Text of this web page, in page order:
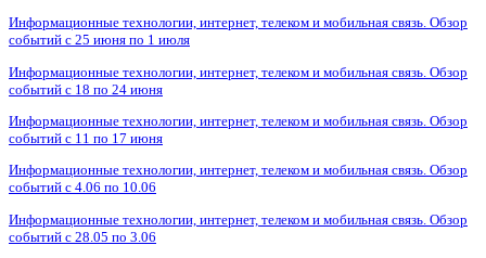
Информационные технологии, интернет, телеком и мобильная связь. Обзор
событий с 25 июня по 1 июля
Информационные технологии, интернет, телеком и мобильная связь. Обзор
событий с 18 по 24 июня
Информационные технологии, интернет, телеком и мобильная связь. Обзор
событий с 11 по 17 июня
Информационные технологии, интернет, телеком и мобильная связь. Обзор
событий с 4.06 по 10.06
Информационные технологии, интернет, телеком и мобильная связь. Обзор
событий с 28.05 по 3.06